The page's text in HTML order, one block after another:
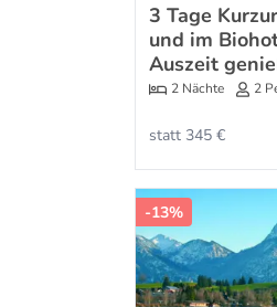
3 Tage
und im
Auszeit
2 Nächte 2
statt 345 €
-13%